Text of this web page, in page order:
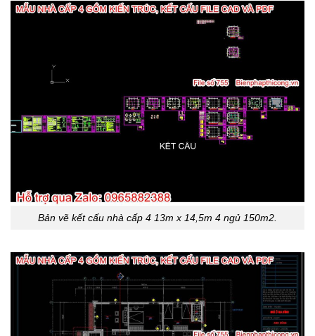
Bản vẽ kết cấu nhà cấp 4 13m x 14,5m 4 ngủ 150m2.